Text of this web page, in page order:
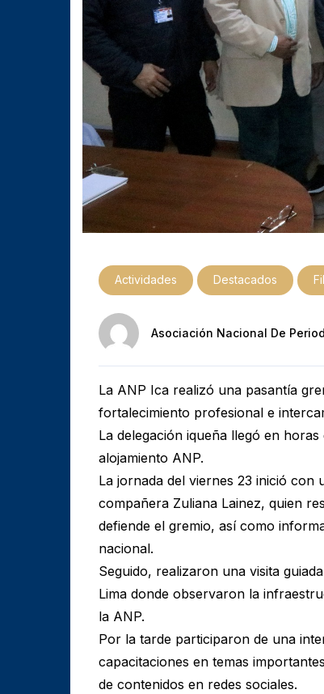
Actividades Destacados
Asociación Nacional De
La ANP Ica realizó una pasantía
fortalecimiento profesional e
La delegación iqueña llegó en
alojamiento ANP.
La jornada del viernes 23 inició con
compañera Zuliana Lainez, quien
defiende el gremio, así como
nacional.
Seguido, realizaron una visita
Lima donde observaron la
la ANP.
Por la tarde participaron de una
capacitaciones en temas
de contenidos en redes sociales.